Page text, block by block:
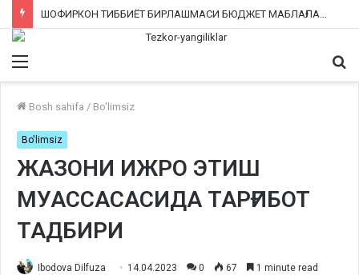
ШОФИРКОН ТИББИЁТ БИРЛАШМАСИ БЮДЖЕТ МАБЛАҒЛАРИНИ ТАЛОН-ТАРОЖ ҚИЛИНГАНИ РОСТМИ?
Menu
Bosh sahifa / Bo'limsiz
Bo'limsiz
ЖАЗОНИ ИЖРО ЭТИШ
МУАССАСАСИДА ТАРҒИБОТ
ТАДБИРИ
Ibodova Dilfuza 14.04.2023 0 67 1 minute read